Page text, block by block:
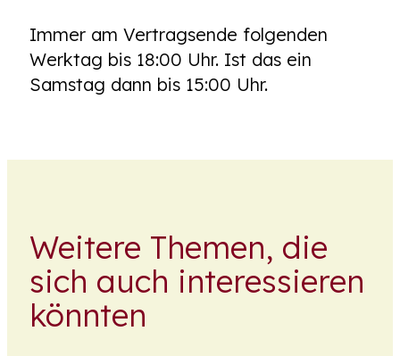
Immer am Vertragsende folgenden
Werktag bis 18:00 Uhr. Ist das ein
Samstag dann bis 15:00 Uhr.
Weitere Themen, die
sich auch interessieren
könnten